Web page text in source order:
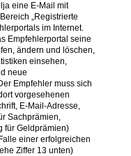
eine E-Mail mit
„Registrierte
im Internet.
Empfehlerportal seine
ändern und löschen,
einsehen,
neue
Empfehler muss sich
vorgesehenen
E-Mail-Adresse,
Sachprämien,
für Geldprämien)
einer erfolgreichen
Ziffer 13 unten)